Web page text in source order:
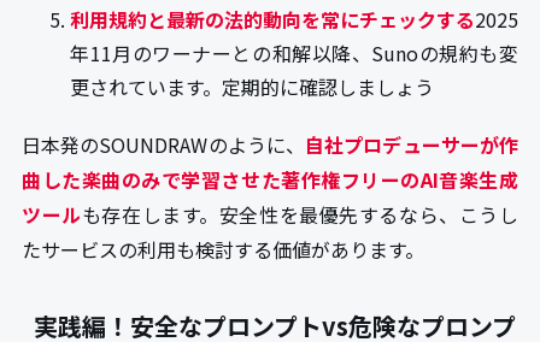
利用規約と最新の法的動向を常にチェックする2025
年11月のワーナーとの和解以降、Sunoの規約も変
更されています。定期的に確認しましょう
日本発のSOUNDRAWのように、 自社プロデューサーが作
曲した楽曲のみで学習させた著作権フリーのAI音楽生成
ツールも存在します。安全性を最優先するなら、こうし
たサービスの利用も検討する価値があります。
実践編！安全なプロンプトvs危険なプロンプ